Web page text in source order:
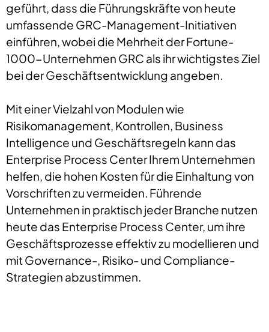
geführt, dass die Führungskräfte von heute
umfassende GRC-Management-Initiativen
einführen, wobei die Mehrheit der Fortune-
1000-Unternehmen GRC als ihr wichtigstes Ziel
bei der Geschäftsentwicklung angeben.
Mit einer Vielzahl von Modulen wie
Risikomanagement, Kontrollen, Business
Intelligence und Geschäftsregeln kann das
Enterprise Process Center Ihrem Unternehmen
helfen, die hohen Kosten für die Einhaltung von
Vorschriften zu vermeiden. Führende
Unternehmen in praktisch jeder Branche nutzen
heute das Enterprise Process Center, um ihre
Geschäftsprozesse effektiv zu modellieren und
mit Governance-, Risiko- und Compliance-
Strategien abzustimmen.